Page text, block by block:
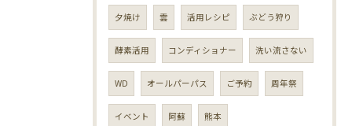
夕焼け 雲 活用レシピ ぶどう狩り
酵素活用 コンディショナー 洗い流さない
WD オールパーパス ご予約 周年祭
イベント 阿蘇 熊本